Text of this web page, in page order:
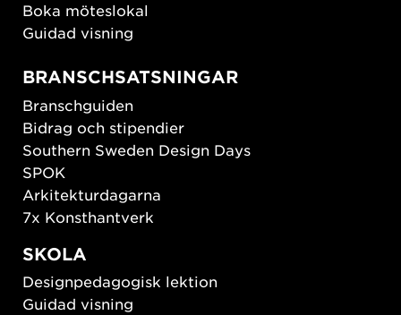
Boka möteslokal
Guidad visning
BRANSCHSATSNINGAR
Branschguiden
Bidrag och stipendier
Southern Sweden Design Days
SPOK
Arkitekturdagarna
7x Konsthantverk
SKOLA
Designpedagogisk lektion
Guidad visning